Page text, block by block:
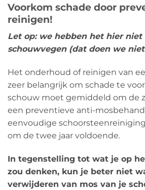
Voorkom schade door
reinigen!
Let op: we hebben het hier niet
schouwvegen (dat doen we
Het onderhoud of reinigen van
zeer belangrijk om schade te
schouw moet gemiddeld om de
een preventieve anti-
eenvoudige
om de twee jaar voldoende.
In tegenstelling tot wat je op
zou denken, kun je beter niet
verwijderen van mos van je